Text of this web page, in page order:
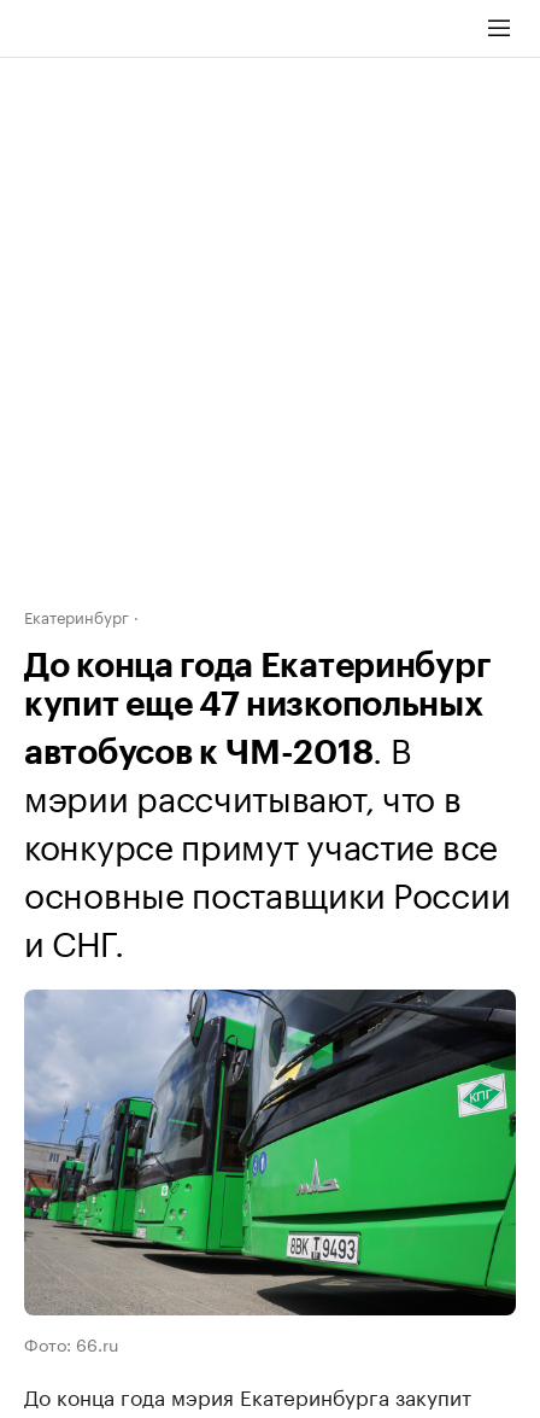
Екатеринбург
До конца года Екатеринбург
купит еще 47 низкопольных
автобусов к ЧМ-2018. В
мэрии рассчитывают, что в
конкурсе примут участие все
основные поставщики России
и СНГ.
Фото: 66.ru
До конца года мэрия Екатеринбурга закупит